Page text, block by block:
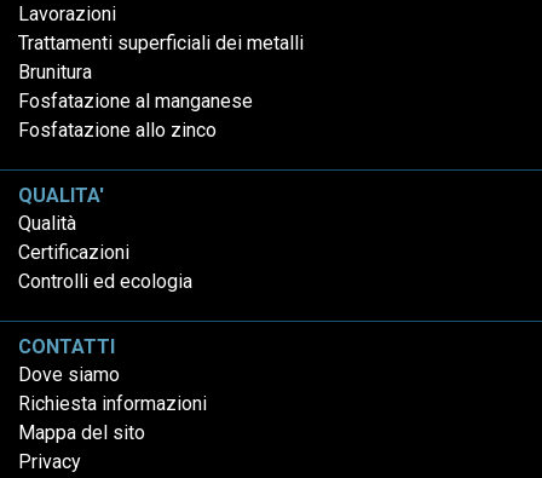
Lavorazioni
Trattamenti superficiali dei metalli
Brunitura
Fosfatazione al manganese
Fosfatazione allo zinco
QUALITA'
Qualità
Certificazioni
Controlli ed ecologia
CONTATTI
Dove siamo
Richiesta informazioni
Mappa del sito
Privacy